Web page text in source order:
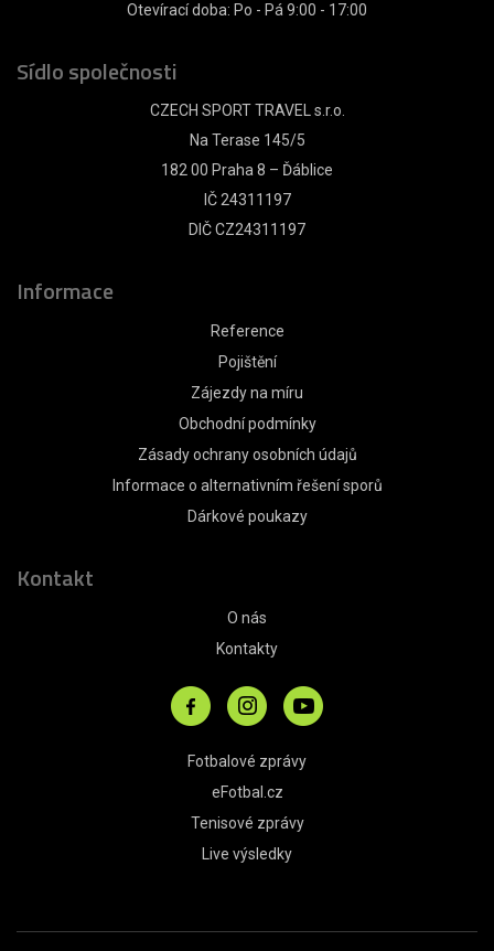
Otevírací doba: Po - Pá 9:00 - 17:00
Sídlo společnosti
CZECH SPORT TRAVEL s.r.o.
Na Terase 145/5
182 00 Praha 8 – Ďáblice
IČ 24311197
DIČ CZ24311197
Informace
Reference
Pojištění
Zájezdy na míru
Obchodní podmínky
Zásady ochrany osobních údajů
Informace o alternativním řešení sporů
Dárkové poukazy
Kontakt
O nás
Kontakty
Fotbalové zprávy
eFotbal.cz
Tenisové zprávy
Live výsledky